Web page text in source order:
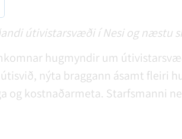
útivistarsvæði í Nesi og næstu
hugmyndir um
nýta braggann ásamt fleiri
og kostnaðarmeta. Starfsmanni